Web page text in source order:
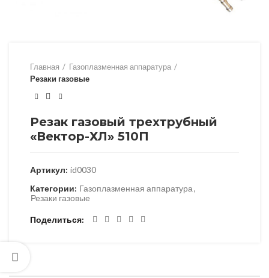
Главная
Газоплазменная аппаратура
Резаки газовые
Резак газовый трехтрубный
«Вектор-ХЛ» 510П
Артикул: id0030
Категории: Газоплазменная аппаратура,
Резаки газовые
Поделиться